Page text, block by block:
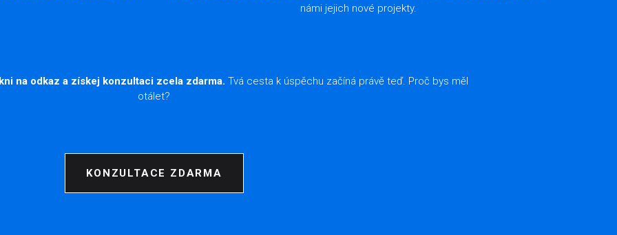
námi jejich nové projekty.
na odkaz a získej konzultaci zcela zdarma. Tvá cesta k úspěchu začíná právě teď. Proč bys měl
otálet?
KONZULTACE ZDARMA